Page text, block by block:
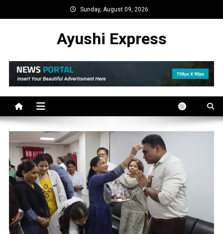
to
Sunday, August 09, 2026
Ayushi Express